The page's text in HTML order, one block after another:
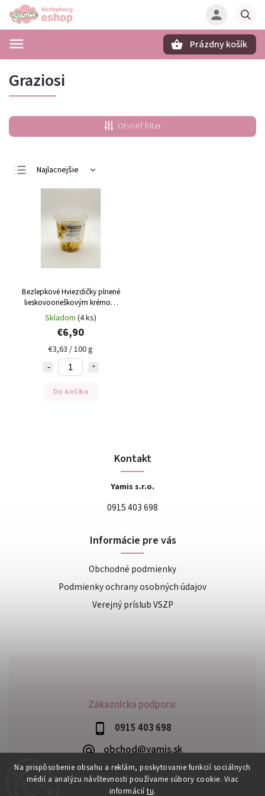
Na prispôsobenie obsahu a reklám, poskytovanie funkcií sociálnych
médií a analýzu návštevnosti používame súbory cookie. Viac
informácií tu.
Prázdny košík
Graziosi
Otvoriť filter
Najlacnejšie
Najdrahšie
Abecedne
Bezlepkové Hviezdičky plnené
lieskovoorieškovým krémom
Graziosi 190g
Skladom (4 ks)
€6,90
€3,63 / 100 g
Do košíka
Zákaznícka podpora:
0915 403 698
obchod@yamis.sk
Kontakt
Yamis s.r.o.
0915 403 698
Informácie pre vás
Obchodné podmienky
Podmienky ochrany osobných údajov
Verejný príslub VSZP